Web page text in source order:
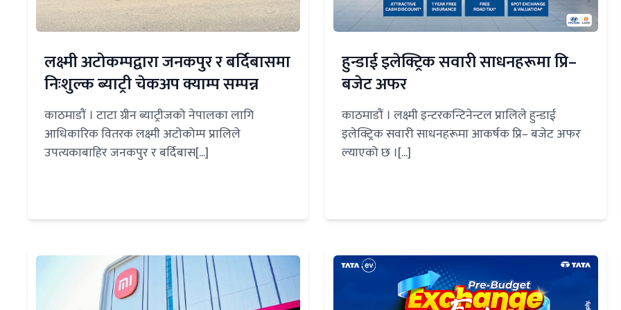
लक्ष्मी अटोकम्पद्वारा जनकपुर र बर्दिबासमा
निःशुल्क ब्याट्री चेकअप क्याम्प सम्पन्न
काठमाडौं । टाटा ग्रीन ब्याट्रीजको नेपालका लागि
आधिकारिक वितरक लक्ष्मी अटोकोम्प प्रालिले
उपत्यकाबाहिर जनकपुर र बर्दिबास[...]
हुन्डाई इलेक्ट्रिक सवारी साधनहरूमा प्रि–
बजेट अफर
काठमाडौं । लक्ष्मी इन्टरकन्टिनेन्टल प्रालिले हुन्डाई
इलेक्ट्रिक सवारी साधनहरूमा आकर्षक प्रि– बजेट अफर
ल्याएको छ ।[...]